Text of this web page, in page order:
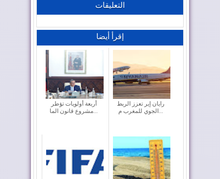
التعليقات
إقرأ أيضا
أربعة أولويات تؤطر
مشروع قانون الما...
رايان إير تعزز الربط
الجوي للمغرب م...